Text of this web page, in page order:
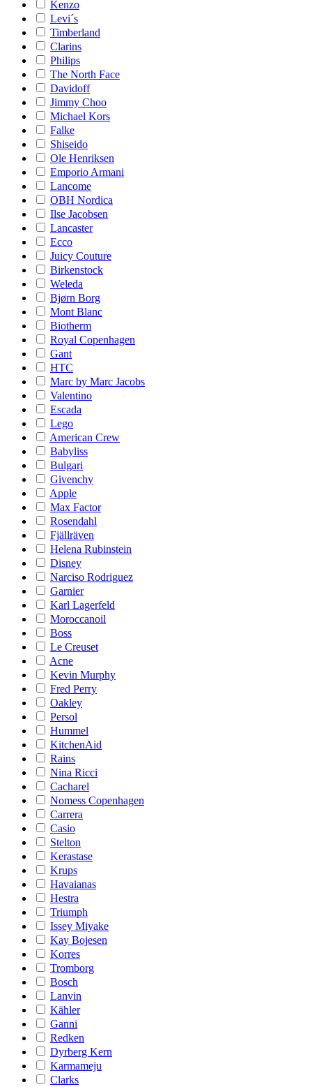
Kenzo
Levi´s
Timberland
Clarins
Philips
The North Face
Davidoff
Jimmy Choo
Michael Kors
Falke
Shiseido
Ole Henriksen
Emporio Armani
Lancome
OBH Nordica
Ilse Jacobsen
Lancaster
Ecco
Juicy Couture
Birkenstock
Weleda
Bjørn Borg
Mont Blanc
Biotherm
Royal Copenhagen
Gant
HTC
Marc by Marc Jacobs
Valentino
Escada
Lego
American Crew
Babyliss
Bulgari
Givenchy
Apple
Max Factor
Rosendahl
Fjällräven
Helena Rubinstein
Disney
Narciso Rodriguez
Garnier
Karl Lagerfeld
Moroccanoil
Boss
Le Creuset
Acne
Kevin Murphy
Fred Perry
Oakley
Persol
Hummel
KitchenAid
Rains
Nina Ricci
Cacharel
Nomess Copenhagen
Carrera
Casio
Stelton
Kerastase
Krups
Havaianas
Hestra
Triumph
Issey Miyake
Kay Bojesen
Korres
Tromborg
Bosch
Lanvin
Kähler
Ganni
Redken
Dyrberg Kern
Karmameju
Clarks